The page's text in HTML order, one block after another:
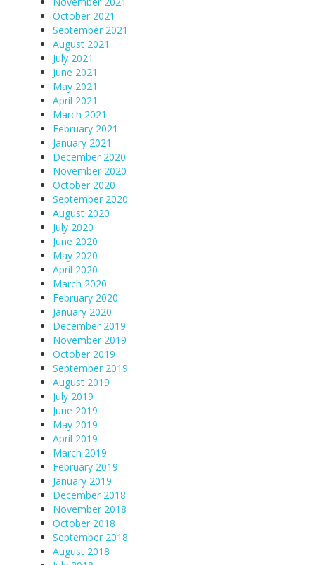
October 2021
September 2021
August 2021
July 2021
June 2021
May 2021
April 2021
March 2021
February 2021
January 2021
December 2020
November 2020
October 2020
September 2020
August 2020
July 2020
June 2020
May 2020
April 2020
March 2020
February 2020
January 2020
December 2019
November 2019
October 2019
September 2019
August 2019
July 2019
June 2019
May 2019
April 2019
March 2019
February 2019
January 2019
December 2018
November 2018
October 2018
September 2018
August 2018